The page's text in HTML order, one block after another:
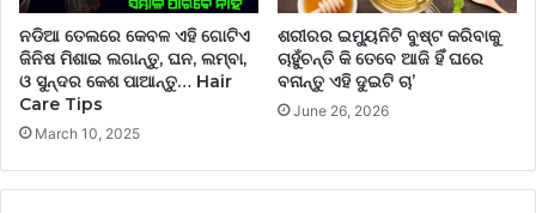
ନଡିଆ ତେଲରେ କେବଳ ଏହି ଗୋଟିଏ
ଜିନିଷ ମିଶାଇ ଲଗାନ୍ତୁ, ଘନ, ଲମ୍ବା,
ଓ ସୁନ୍ଦର କେଶ ପାଆନ୍ତୁ… Hair
Care Tips
March 10, 2025
ଶରୀରର ଇମ୍ୟୁନିଟି ବୁଷ୍ଟ କରିବାକୁ
ଚାହୁଁଚନ୍ତି କି ତେବେ ଆଜି ହିଁ ଘରେ
ବନାନ୍ତୁ ଏହି ଦୁଇଟି ଚା’
June 26, 2026